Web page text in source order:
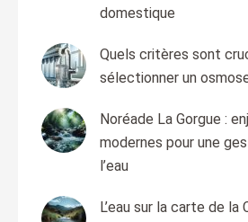
domestique
Quels critères sont
sélectionner un
Noréade La Gorgue :
modernes pour une
l’eau
L’eau sur la carte de